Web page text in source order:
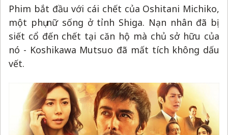
Phim bắt đầu với cái chết của Oshitani Michiko,
một phụ nữ sống ở tỉnh Shiga. Nạn nhân đã bị
siết cổ đến chết tại căn hộ mà chủ sở hữu của
nó - Koshikawa Mutsuo đã mất tích không dấu
vết.